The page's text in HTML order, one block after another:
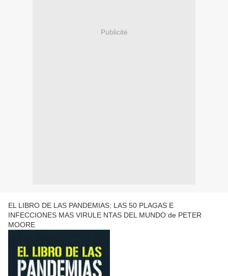
Publicité
EL LIBRO DE LAS PANDEMIAS: LAS 50 PLAGAS E
INFECCIONES MAS VIRULE NTAS DEL MUNDO de PETER
MOORE